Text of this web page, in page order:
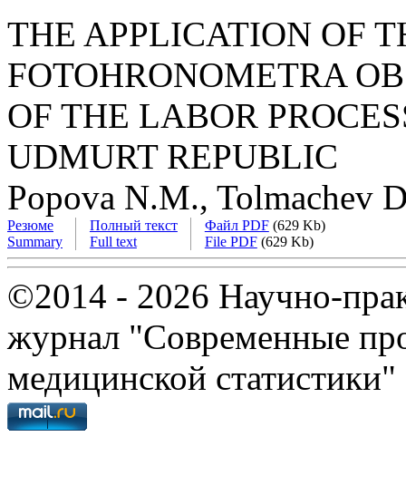
THE APPLICATION OF
FOTOHRONOMETRA
OF THE LABOR
UDMURT REPUBLIC
Popova N.M., Tolmachev
Резюме
Summary
Полный текст
Full text
Файл PDF(629 Kb)
File PDF(629 Kb)
©2014 - 2026 Научно-
журнал "Современные
медицинской статистики"